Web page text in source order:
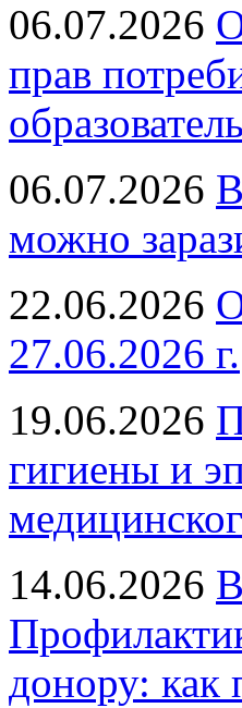
06.07.2026
прав
06.07.2026
можно
22.06.2026
27.06.2026 г.
19.06.2026
гигиены и
14.06.2026
донору: как